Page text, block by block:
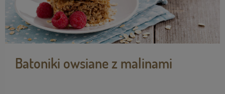
Batoniki owsiane z malinami